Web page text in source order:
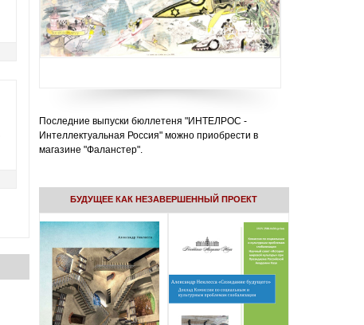
Последние выпуски бюллетеня "ИНТЕЛРОС -
Интеллектуальная Россия" можно приобрести в
магазине "Фаланстер".
БУДУЩЕЕ КАК НЕЗАВЕРШЕННЫЙ ПРОЕКТ